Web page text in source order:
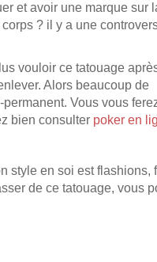
et avoir une marque sur
? il y a une
vouloir ce tatouage
Alors beaucoup de
Vous vous
bien consulterpoker en
style en soi est flashions,
de ce tatouage, vous